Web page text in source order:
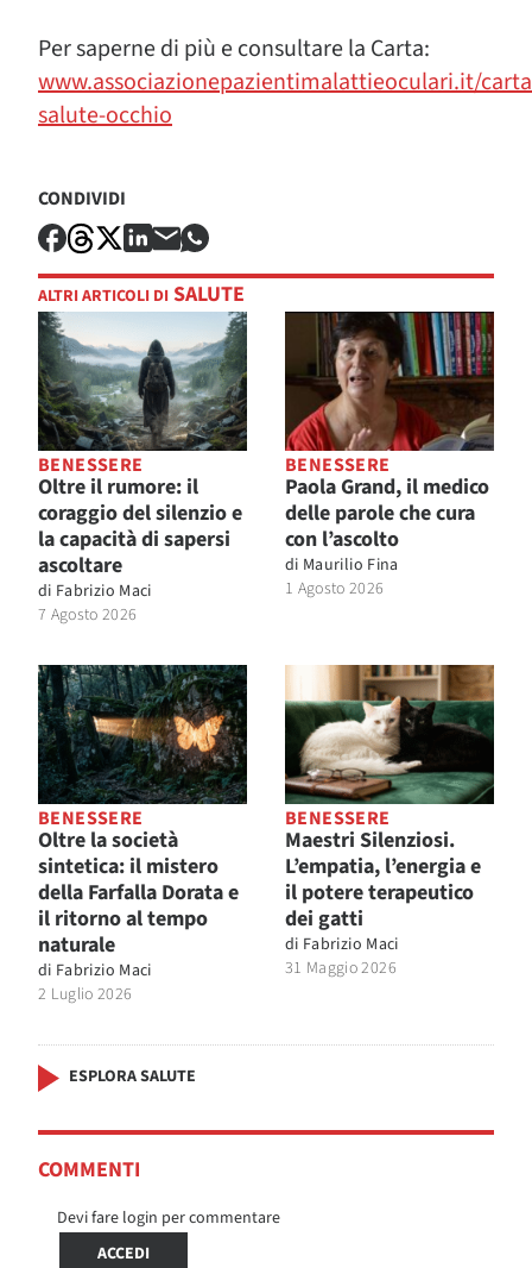
Per saperne di più e consultare la Carta:
www.associazionepazientimalattieoculari.it/
salute-occhio
CONDIVIDI
ALTRI ARTICOLI DI SALUTE
BENESSERE
Oltre il rumore: il
coraggio del silenzio e
la capacità di sapersi
ascoltare
di Fabrizio Maci
7 Agosto 2026
BENESSERE
Paola Grand, il medico
delle parole che cura
con l’ascolto
di Maurilio Fina
1 Agosto 2026
BENESSERE
Oltre la società
sintetica: il mistero
della Farfalla Dorata e
il ritorno al tempo
naturale
di Fabrizio Maci
2 Luglio 2026
BENESSERE
Maestri Silenziosi.
L’empatia, l’energia e
il potere terapeutico
dei gatti
di Fabrizio Maci
31 Maggio 2026
ESPLORA SALUTE
COMMENTI
Devi fare login per commentare
ACCEDI